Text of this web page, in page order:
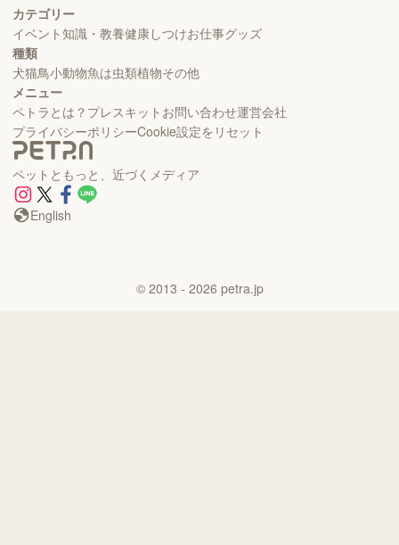
カテゴリー
イベント知識・教養健康しつけお仕事グッズ
種類
犬猫鳥小動物魚は虫類植物その他
メニュー
ペトラとは？ プレスキット お問い合わせ運営会社
プライバシーポリシーCookie設定をリセット
ペットともっと、近づくメディア
English
© 2013 - 2026 petra.jp